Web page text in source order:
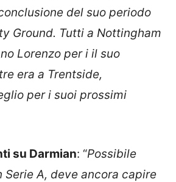
del suo periodo
Ground. Tutti a Nottingham
Lorenzo per i il suo
era a Trentside,
per i suoi prossimi
su Darmian: “Possibile
Serie A, deve ancora capire